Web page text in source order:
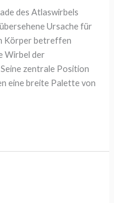
des Atlaswirbels
Ursache für
Körper betreffen
Wirbel der
zentrale Position
eine breite Palette von